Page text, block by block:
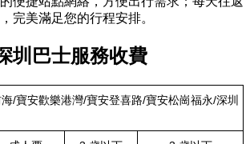
完美滿足您的行程安排。
圳巴士服務收費
/寶安歡樂港灣/寶安登喜路/寶安松崗福永/深圳